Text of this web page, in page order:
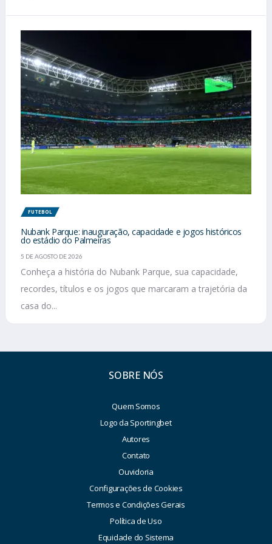
FUTEBOL
Nubank Parque: inauguração, capacidade e jogos históricos
do estádio do Palmeiras
5 DE AGOSTO DE 2026
Conheça a história do Nubank Parque, sua capacidade,
recordes, títulos e os jogos que marcaram a trajetória da
casa do...
SOBRE NÓS
Quem Somos
Logo da Sportingbet
Autores
Contato
Ouvidoria
Configurações de Cookies
Termos e Condições Gerais
Política de Uso
Equidade do Sistema